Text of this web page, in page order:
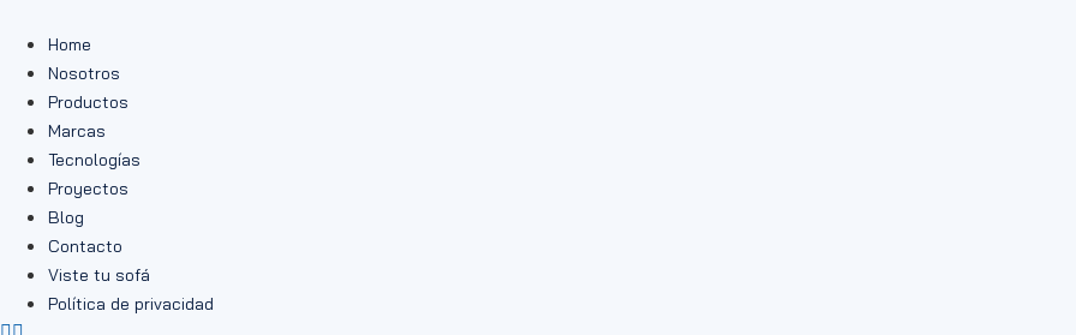
contenido
Home
Nosotros
Productos
Marcas
Tecnologías
Proyectos
Blog
Contacto
Viste tu sofá
Política de privacidad